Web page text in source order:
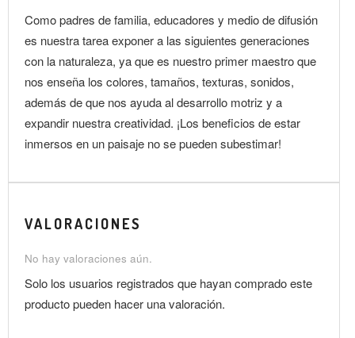
Como padres de familia, educadores y medio de difusión
es nuestra tarea exponer a las siguientes generaciones
con la naturaleza, ya que es nuestro primer maestro que
nos enseña los colores, tamaños, texturas, sonidos,
además de que nos ayuda al desarrollo motriz y a
expandir nuestra creatividad. ¡Los beneficios de estar
inmersos en un paisaje no se pueden subestimar!
VALORACIONES
No hay valoraciones aún.
Solo los usuarios registrados que hayan comprado este
producto pueden hacer una valoración.